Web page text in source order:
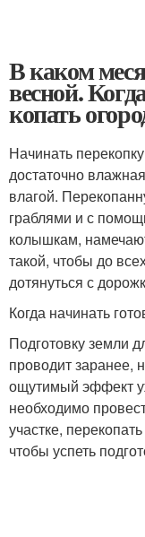
В каком
весной.
копать
Начинать
достаточно
влагой.
граблями и с
колышкам,
такой, чтобы до
дотянуться с
Когда начинать
Подготовку земли
проводит заранее,
ощутимый эффект
необходимо
участке,
чтобы успеть